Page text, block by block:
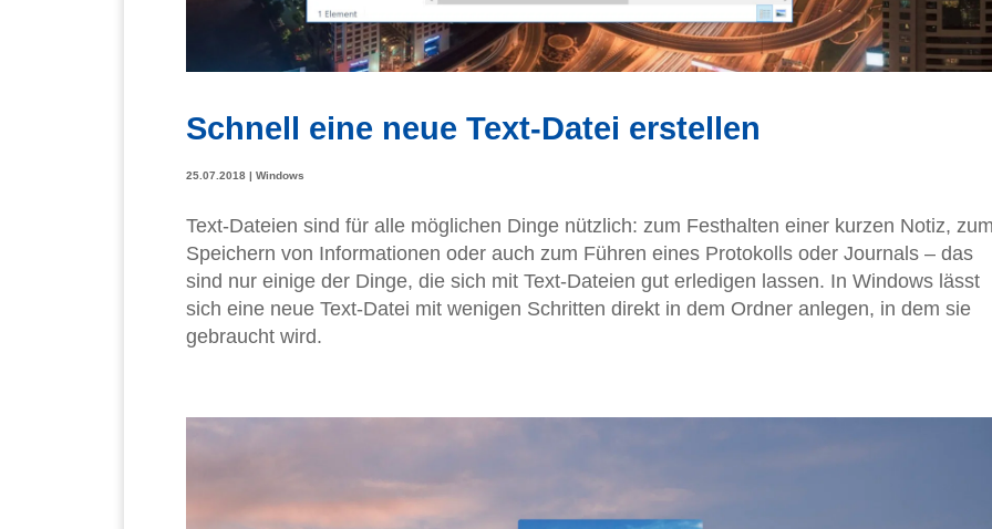
Schnell eine neue Text-Datei erstellen
25.07.2018 | Windows
Text-Dateien sind für alle möglichen Dinge nützlich: zum Festhalten einer kurzen Notiz,
Speichern von Informationen oder auch zum Führen eines Protokolls oder Journals – das
sind nur einige der Dinge, die sich mit Text-Dateien gut erledigen lassen. In Windows lässt
sich eine neue Text-Datei mit wenigen Schritten direkt in dem Ordner anlegen, in dem sie
gebraucht wird.